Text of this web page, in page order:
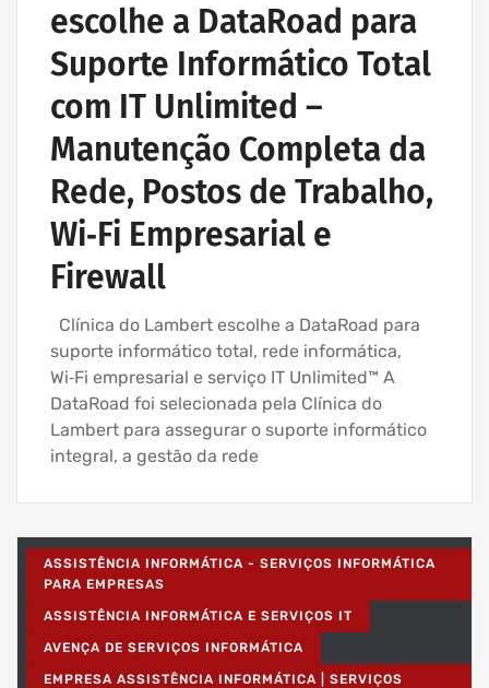
escolhe a DataRoad para
Suporte Informático Total
com IT Unlimited –
Manutenção Completa da
Rede, Postos de Trabalho,
Wi‑Fi Empresarial e
Firewall
Clínica do Lambert escolhe a DataRoad para
suporte informático total, rede informática,
Wi‑Fi empresarial e serviço IT Unlimited™ A
DataRoad foi selecionada pela Clínica do
Lambert para assegurar o suporte informático
integral, a gestão da rede
ASSISTÊNCIA INFORMÁTICA - SERVIÇOS INFORMÁTICA
PARA EMPRESAS
ASSISTÊNCIA INFORMÁTICA E SERVIÇOS IT
AVENÇA DE SERVIÇOS INFORMÁTICA
EMPRESA ASSISTÊNCIA INFORMÁTICA | SERVIÇOS